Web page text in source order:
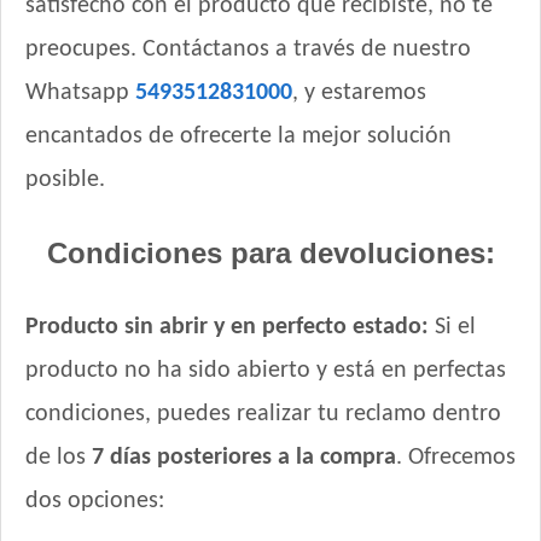
Royal Canin Gato Veterinary Urinary S/O
Royal Canin Gato Veterinary Calm
Royal Canin Gato Veterinary Diabetic
Royal Canin Gato Veterinary Hypoallergenic
Royal Canin Gato Veterinary Renal
Sabrositos Adultos Pescado
Sieger Criadores Gato All in One
Sieger Gato Adulto
Sieger Gato Castrado Indoor
Sieger Gato Hairball & Stress Control
Sieger Gato Reducido en Calorías
satisfecho con el producto que recibiste, no te
preocupes. Contáctanos a través de nuestro
Whatsapp 5493512831000, y estaremos
encantados de ofrecerte la mejor solución
posible.
Condiciones para devoluciones:
Producto sin abrir y en perfecto estado: Si el
producto no ha sido abierto y está en perfectas
condiciones, puedes realizar tu reclamo dentro
de los 7 días posteriores a la compra. Ofrecemos
dos opciones: